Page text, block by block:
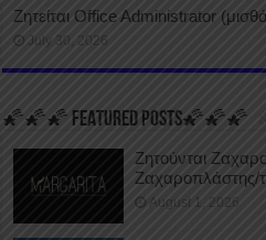
Ζητείται Office Administrator
July 30, 2026
🌠🌠🌠 FEATURED POSTS🌠🌠🌠
Ζητούνται
Ζαχαροπλάστης/
August 1, 2026